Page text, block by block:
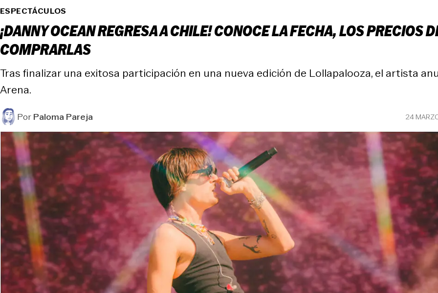
ESPECTÁCULOS
¡DANNY OCEAN REGRESA A CHILE! CONOCE LA FECHA, LOS PRECIOS
COMPRARLAS
Tras finalizar una exitosa participación en una nueva edición de Lollapalooza, el artista
Arena.
PorPaloma Pareja 24